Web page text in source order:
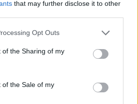
that may further disclose it to other
Opt Outs
of the Sharing of my
of the Sale of my